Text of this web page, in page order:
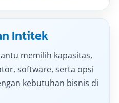
Intitek
memilih kapasitas,
software, serta opsi
kebutuhan bisnis di